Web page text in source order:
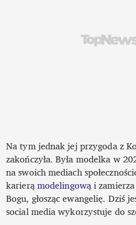
Na tym jednak jej przygoda z
zakończyła. Była modelka w
na swoich mediach
karierą modelingową i zamierza
Bogu, głosząc ewangelię. Dziś
social media wykorzystuje do